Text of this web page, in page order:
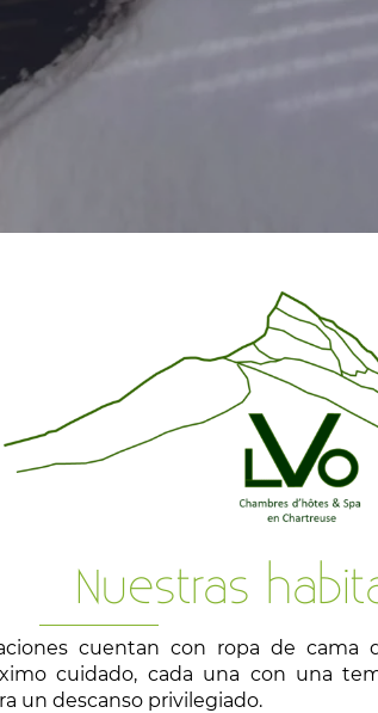
Nuestras
cuentan con ropa de cama
cuidado, cada una con una
un descanso privilegiado.